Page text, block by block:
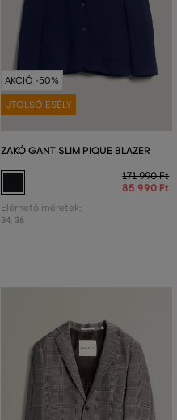
AKCIÓ -50%
UTOLSÓ ESÉLY
ZAKÓ GANT SLIM PIQUE BLAZER
171 990 Ft
85 990 Ft
Elérhető méretek:
34, 36